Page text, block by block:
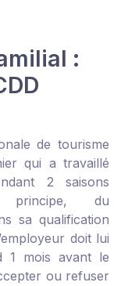
:
de tourisme
qui a travaillé
2 saisons
principe, du
sa qualification
doit lui
1 mois avant le
ou refuser